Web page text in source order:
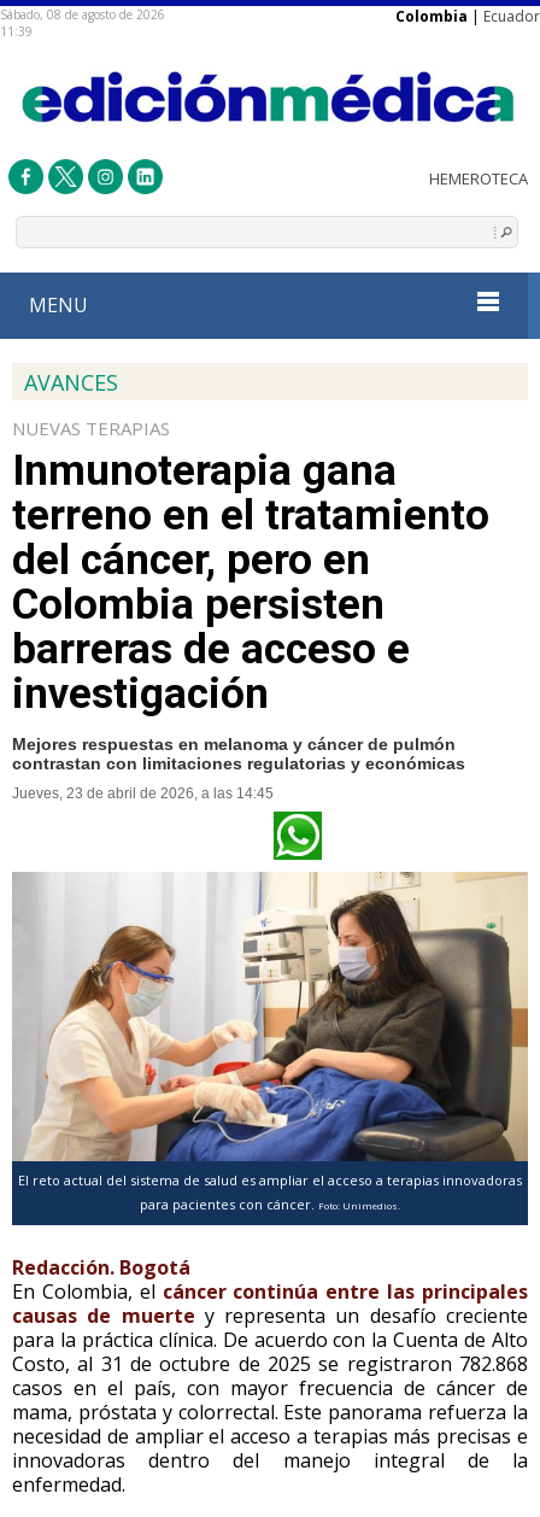
Sábado, 08 de agosto de 2026
11:39
Colombia | Ecuador
MENU
AVANCES
NUEVAS TERAPIAS
Inmunoterapia gana
terreno en el tratamiento
del cáncer, pero en
Colombia persisten
barreras de acceso e
investigación
Mejores respuestas en melanoma y cáncer de pulmón
contrastan con limitaciones regulatorias y económicas
Jueves, 23 de abril de 2026, a las 14:45
El reto actual del sistema de salud es ampliar el acceso a terapias innovadoras
para pacientes con cáncer.
Foto: Unimedios.
Redacción. Bogotá
En Colombia, el cáncer continúa entre las principales
causas de muerte y representa un desafío creciente
para la práctica clínica. De acuerdo con la Cuenta de Alto
Costo, al 31 de octubre de 2025 se registraron 782.868
casos en el país, con mayor frecuencia de cáncer de
mama, próstata y colorrectal. Este panorama refuerza la
necesidad de ampliar el acceso a terapias más precisas e
innovadoras dentro del manejo integral de la
enfermedad.